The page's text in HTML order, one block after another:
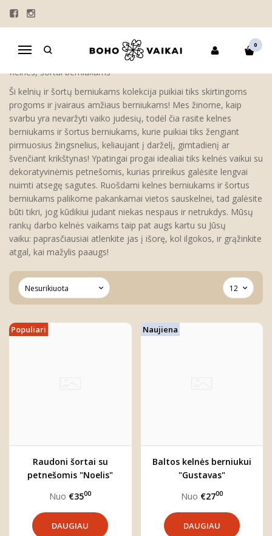
Navigacija
0
KELNĖS | ŠORTAI
KELNĖS | ŠORTAI
Kelnės, šortai berniukams
Ši kelnių ir šortų berniukams kolekcija puikiai tiks skirtingoms
progoms ir įvairaus amžiaus berniukams! Mes žinome, kaip
svarbu yra nevaržyti vaiko judesių, todėl čia rasite kelnes
berniukams ir šortus berniukams, kurie puikiai tiks žengiant
pirmuosius žingsnelius, keliaujant į darželį, gimtadienį ar
švenčiant krikštynas! Ypatingai progai idealiai tiks kelnės vaikui su
dekoratyvinėmis petnešomis, kurias prireikus galėsite lengvai
nuimti atsegę sagutes. Ruošdami kelnes berniukams ir šortus
berniukams palikome pakankamai vietos sauskelnei, tad galėsite
būti tikri, jog kūdikiui judant niekas nespaus ir netrukdys. Mūsų
rankų darbo kelnės vaikams taip pat augs kartu su Jūsų
vaiku: paprasčiausiai atlenkite jas į išorę, kol ilgokos, ir grąžinkite
atgal, kai mažylis paaugs!
Populiari
Raudoni šortai su
petnešomis "Noelis"
Nuo €3500
DAUGIAU
Naujiena
Baltos kelnės berniukui
"Gustavas"
Nuo €2700
DAUGIAU